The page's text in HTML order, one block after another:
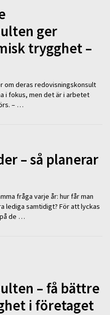
ger
trygghet –
om deras redovisningskonsult
i fokus, men det är i arbetet
– …
– så planerar
fråga varje år: hur får man
lediga samtidigt? För att lyckas
de …
– få bättre
i företaget